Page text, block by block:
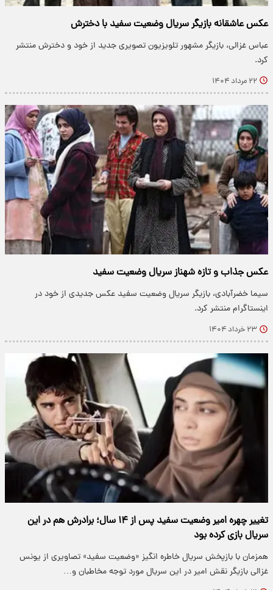
عکس عاشقانه بازیگر سریال وضعیت سفید با دخترش
عباس غزالی، بازیگر مشهور تلویزیون تصویری جدید از خود و دخترش منتشر
کرد.
۲۲ مرداد ۱۴۰۴
عکس جذاب و تازه شهناز سریال وضعیت سفید
سیما خضرآبادی، بازیگر سریال وضعیت سفید عکس جدیدی از خود در
اینستاگرام منتشر کرد.
۲۳ خرداد ۱۴۰۴
تغییر چهره امیر وضعیت سفید پس از ۱۴ سال؛ برادرش هم در این
سریال بازی کرده بود
همزمان با بازپخش سریال خاطره انگیز «وضعیت سفید» تصاویری از یونس
غزالی بازیگر نقش امیر در این سریال مورد توجه مخاطبان و…